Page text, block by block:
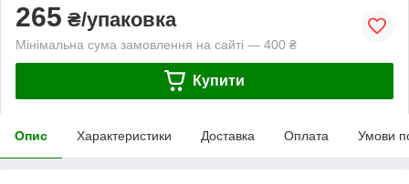
265 ₴/упаковка
Мінімальна сума замовлення на сайті — 400 ₴
Купити
Опис Характеристики Доставка Оплата Умови